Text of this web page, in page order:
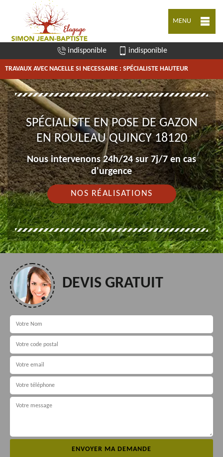
MENU
indisponible indisponible
TRAVAUX AVEC NACELLE SI NECESSAIRE : SPÉCIALISTE HAUTEUR
SPÉCIALISTE EN POSE DE GAZON
EN ROULEAU QUINCY 18120
Nous intervenons 24h/24 sur 7j/7 en cas
d'urgence
NOS RÉALISATIONS
DEVIS GRATUIT